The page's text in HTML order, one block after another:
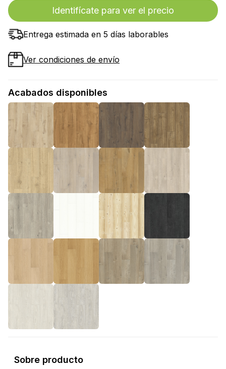
Identifícate para ver el precio
Entrega estimada en 5 días laborables
Ver condiciones de envío
Acabados disponibles
Sobre producto